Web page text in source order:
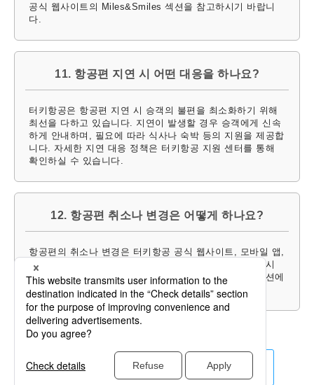
공식 웹사이트의 Miles&Smiles 섹션을 참고하시기 바랍니
다.
11. 항공편 지연 시 어떤 대응을 하나요?
터키항공은 항공편 지연 시 승객의 불편을 최소화하기 위해
최선을 다하고 있습니다. 지연이 발생할 경우 승객에게 신속
하게 안내하며, 필요에 따라 식사나 숙박 등의 지원을 제공합
니다. 자세한 지연 대응 정책은 터키항공 지원 센터를 통해
확인하실 수 있습니다.
12. 항공편 취소나 변경은 어떻게 하나요?
항공편의 취소나 변경은 터키항공 공식 웹사이트, 모바일 앱,
콜센터를 통해 가능합니다. 요금제에 따라 취소 및 변경 시
수수료가 부과될 수 있으며, 자세한 내용은 예약 관리 섹션에
서 확인하실 수 있습니다.
다른 항공사 보기